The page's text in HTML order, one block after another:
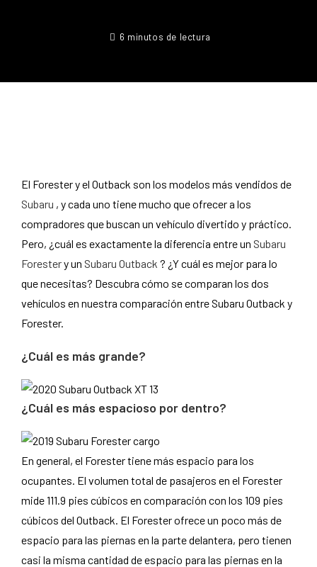
6 minutos de lectura
El Forester y el Outback son los modelos más vendidos de
Subaru , y cada uno tiene mucho que ofrecer a los
compradores que buscan un vehículo divertido y práctico.
Pero, ¿cuál es exactamente la diferencia entre un Subaru
Forestery un Subaru Outback ? ¿Y cuál es mejor para lo
que necesitas? Descubra cómo se comparan los dos
vehículos en nuestra comparación entre Subaru Outback y
Forester.
¿Cuál es más grande?
¿Cuál es más espacioso por dentro?
En general, el Forester tiene más espacio para los
ocupantes. El volumen total de pasajeros en el Forester
mide 111.9 pies cúbicos en comparación con los 109 pies
cúbicos del Outback. El Forester ofrece un poco más de
espacio para las piernas en la parte delantera, pero tienen
casi la misma cantidad de espacio para las piernas en la